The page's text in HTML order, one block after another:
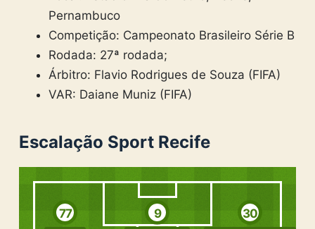
Pernambuco
Competição: Campeonato Brasileiro Série B
Rodada: 27ª rodada;
Árbitro: Flavio Rodrigues de Souza (FIFA)
VAR: Daiane Muniz (FIFA)
Escalação Sport Recife
77 9 30